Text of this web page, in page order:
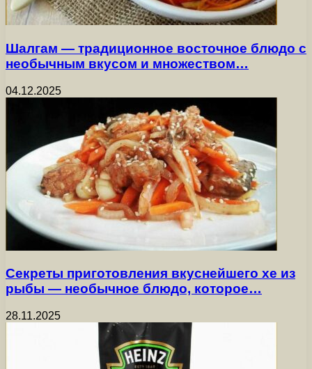
Шалгам — традиционное восточное блюдо с
необычным вкусом и множеством…
04.12.2025
Секреты приготовления вкуснейшего хе из
рыбы — необычное блюдо, которое…
28.11.2025